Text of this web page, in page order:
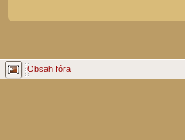
Obsah fóra